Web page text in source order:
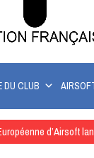
DU CLUB
d’Airsoft